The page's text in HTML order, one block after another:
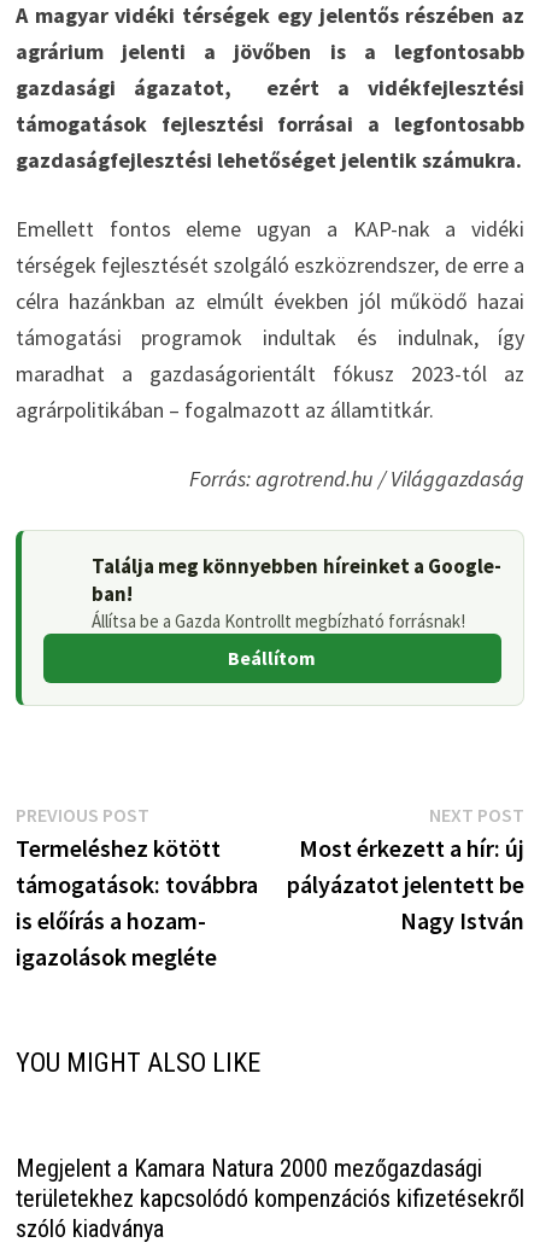
A magyar vidéki térségek egy jelentős részében az
agrárium jelenti a jövőben is a legfontosabb
gazdasági ágazatot, ezért a vidékfejlesztési
támogatások fejlesztési forrásai a legfontosabb
gazdaságfejlesztési lehetőséget jelentik számukra.
Emellett fontos eleme ugyan a KAP-nak a vidéki
térségek fejlesztését szolgáló eszközrendszer, de erre a
célra hazánkban az elmúlt években jól működő hazai
támogatási programok indultak és indulnak, így
maradhat a gazdaságorientált fókusz 2023-tól az
agrárpolitikában – fogalmazott az államtitkár.
Forrás: agrotrend.hu / Világgazdaság
Találja meg könnyebben híreinket a Google-
ban!
Állítsa be a Gazda Kontrollt megbízható forrásnak!
Beállítom
Bejegyzés
navigáció
PREVIOUS POSTPrevious
post:
Termeléshez kötött
támogatások: továbbra
is előírás a hozam-
igazolások megléte
NEXT POST
Most érkezett a hír: új
pályázatot jelentett be
Nagy István
YOU MIGHT ALSO LIKE
Megjelent a Kamara Natura 2000 mezőgazdasági
területekhez kapcsolódó kompenzációs kifizetésekről
szóló kiadványa